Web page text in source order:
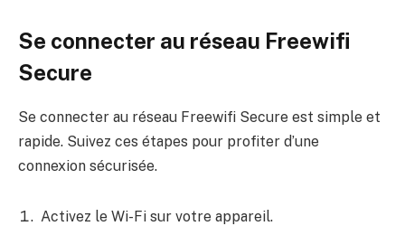
Se connecter au réseau Freewifi
Secure
Se connecter au réseau Freewifi Secure est simple et
rapide. Suivez ces étapes pour profiter d’une
connexion sécurisée.
Activez le Wi-Fi sur votre appareil.